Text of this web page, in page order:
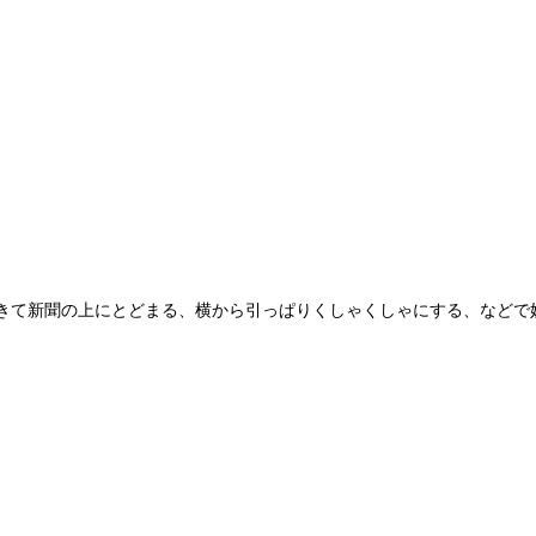
新聞の上にとどまる、横から引っぱりくしゃくしゃにする、など